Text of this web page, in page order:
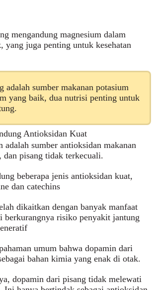
mengandung magnesium dalam
yang juga penting untuk kesehatan
adalah sumber makanan potasium
yang baik, dua nutrisi penting untuk
Antioksidan Kuat
adalah sumber antioksidan makanan
dan pisang tidak terkecuali.
beberapa jenis antioksidan kuat,
dan catechins
dikaitkan dengan banyak manfaat
berkurangnya risiko penyakit jantung
umum bahwa dopamin dari
bahan kimia yang enak di otak.
dopamin dari pisang tidak melewati